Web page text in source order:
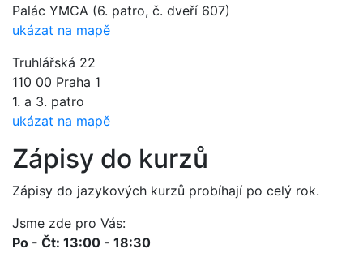
Palác YMCA (6. patro, č. dveří 607)
ukázat na mapě
Truhlářská 22
110 00 Praha 1
1. a 3. patro
ukázat na mapě
Zápisy do kurzů
Zápisy do jazykových kurzů probíhají po celý rok.
Jsme zde pro Vás:
Po - Čt: 13:00 - 18:30